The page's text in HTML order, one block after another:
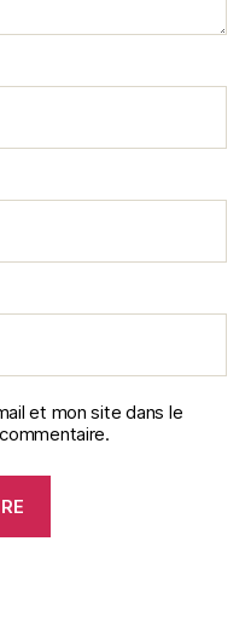
et mon site dans le